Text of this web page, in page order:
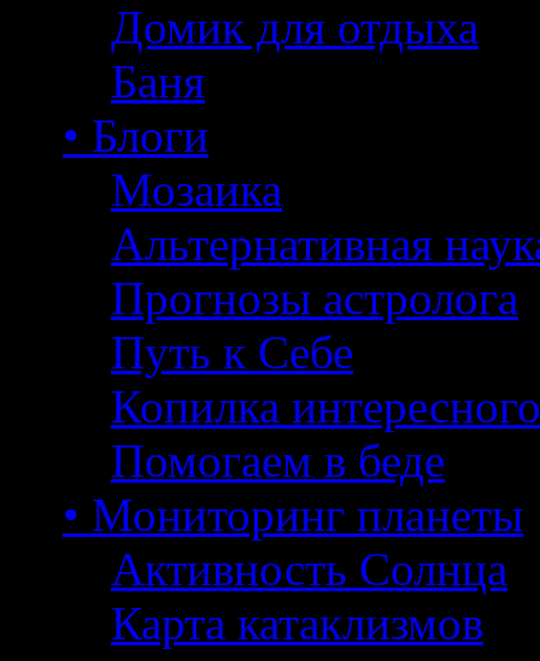
Домик для отдыха
Баня
• Блоги
Мозаика
Альтернативная
Прогнозы астролога
Путь к Себе
Копилка интересного
Помогаем в беде
• Мониторинг планеты
Активность Солнца
Карта катаклизмов